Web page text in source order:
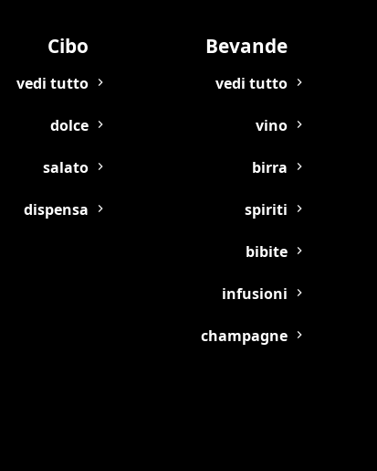
Cibo
vedi tutto
dolce
salato
dispensa
Bevande
vedi tutto
vino
birra
spiriti
bibite
infusioni
champagne